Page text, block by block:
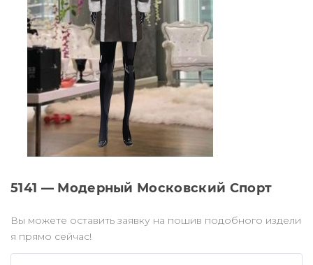
5141 — Модерный Московский Спорт
Вы можете оставить заявку на пошив подобного издели
я прямо сейчас!